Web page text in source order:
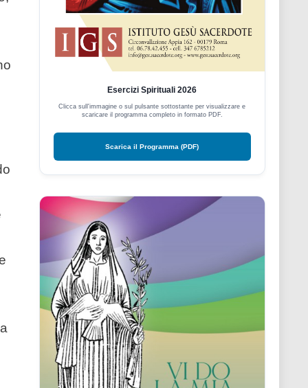
Esercizi Spirituali 2026
Clicca sull'immagine o sul pulsante sottostante per visualizzare e
scaricare il programma completo in formato PDF.
Scarica il Programma (PDF)